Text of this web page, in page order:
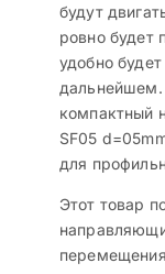
будут
ровно будет
удобно
дальнейшем.
компактный
SF05
для
Этот товар